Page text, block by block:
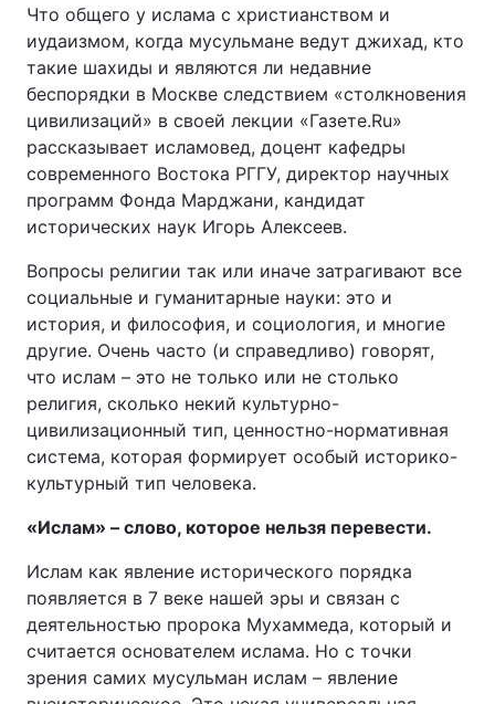
Что общего у ислама с христианством и
иудаизмом, когда мусульмане ведут джихад, кто
такие шахиды и являются ли недавние
беспорядки в Москве следствием «столкновения
цивилизаций» в своей лекции «Газете.Ru»
рассказывает исламовед, доцент кафедры
современного Востока РГГУ, директор научных
программ Фонда Марджани, кандидат
исторических наук Игорь Алексеев.
Вопросы религии так или иначе затрагивают все
социальные и гуманитарные науки: это и
история, и философия, и социология, и многие
другие. Очень часто (и справедливо) говорят,
что ислам – это не только или не столько
религия, сколько некий культурно-
цивилизационный тип, ценностно-нормативная
система, которая формирует особый историко-
культурный тип человека.
«Ислам» – слово, которое нельзя перевести.
Ислам как явление исторического порядка
появляется в 7 веке нашей эры и связан с
деятельностью пророка Мухаммеда, который и
считается основателем ислама. Но с точки
зрения самих мусульман ислам – явление